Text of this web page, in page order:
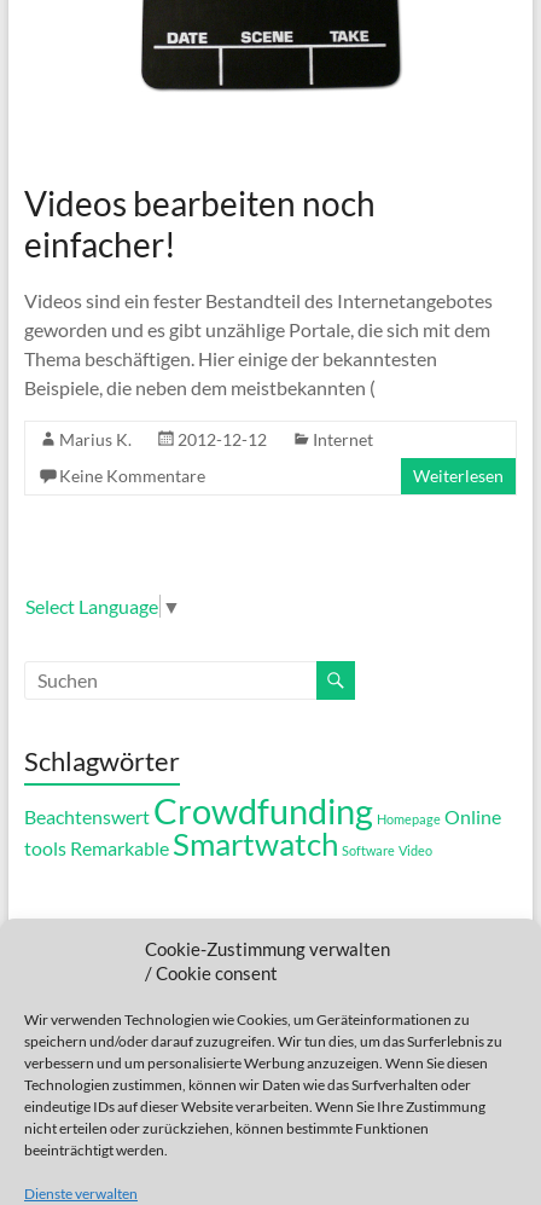
Cookie-Zustimmung verwalten
/ Cookie consent
Wir verwenden Technologien wie Cookies, um Geräteinformationen zu
speichern und/oder darauf zuzugreifen. Wir tun dies, um das Surferlebnis zu
verbessern und um personalisierte Werbung anzuzeigen. Wenn Sie diesen
Technologien zustimmen, können wir Daten wie das Surfverhalten oder
eindeutige IDs auf dieser Website verarbeiten. Wenn Sie Ihre Zustimmung
nicht erteilen oder zurückziehen, können bestimmte Funktionen
beeinträchtigt werden.
Dienste verwalten
Videos bearbeiten noch
einfacher!
Videos sind ein fester Bestandteil des Internetangebotes
geworden und es gibt unzählige Portale, die sich mit dem
Thema beschäftigen. Hier einige der bekanntesten
Beispiele, die neben dem meistbekannten (
Marius K. 2012-12-12
Internet
Keine Kommentare
Weiterlesen
Select Language ▼
Schlagwörter
Beachtenswert Crowdfunding Homepage Online
tools Remarkable Smartwatch Software Video
.....